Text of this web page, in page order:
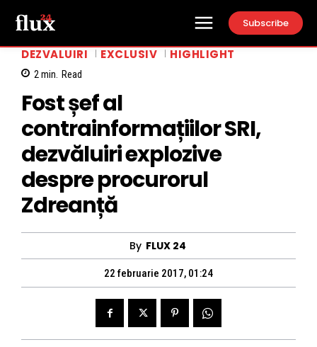
Subscribe
DEZVALUIRI EXCLUSIV HIGHLIGHT
2 min. Read
Fost șef al
contrainformațiilor SRI,
dezvăluiri explozive
despre procurorul
Zdreanță
By FLUX 24
22 februarie 2017, 01:24